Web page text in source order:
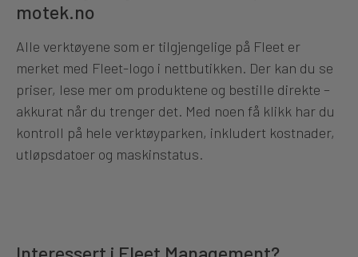
motek.no
Alle verktøyene som er tilgjengelige på Fleet er
merket med Fleet-logo i nettbutikken. Der kan du se
priser, lese mer om produktene og bestille direkte –
akkurat når du trenger det. Med noen få klikk har du
kontroll på hele verktøyparken, inkludert kostnader,
utløpsdatoer og maskinstatus.